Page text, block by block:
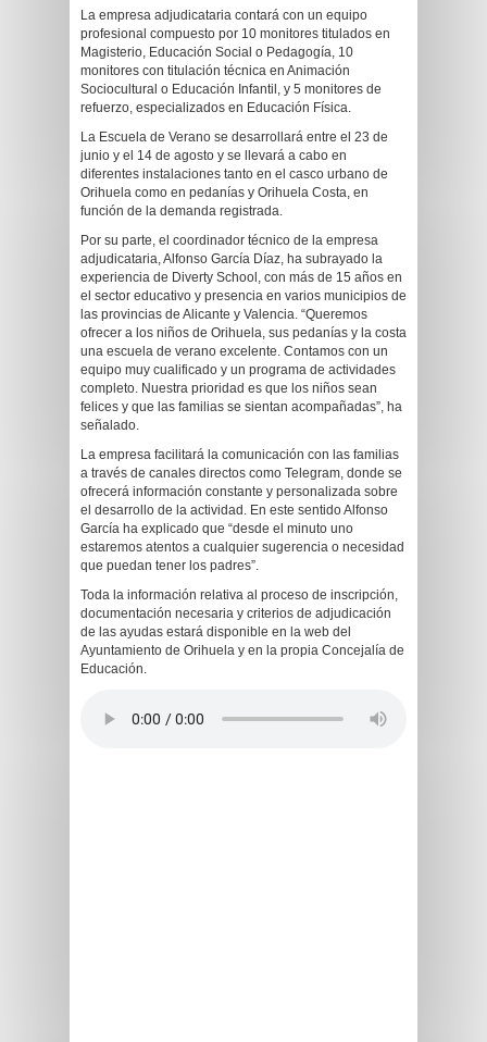
La empresa adjudicataria contará con un equipo
profesional compuesto por 10 monitores titulados en
Magisterio, Educación Social o Pedagogía, 10
monitores con titulación técnica en Animación
Sociocultural o Educación Infantil, y 5 monitores de
refuerzo, especializados en Educación Física.
La Escuela de Verano se desarrollará entre el 23 de
junio y el 14 de agosto y se llevará a cabo en
diferentes instalaciones tanto en el casco urbano de
Orihuela como en pedanías y Orihuela Costa, en
función de la demanda registrada.
Por su parte, el coordinador técnico de la empresa
adjudicataria, Alfonso García Díaz, ha subrayado la
experiencia de Diverty School, con más de 15 años en
el sector educativo y presencia en varios municipios de
las provincias de Alicante y Valencia. “Queremos
ofrecer a los niños de Orihuela, sus pedanías y la costa
una escuela de verano excelente. Contamos con un
equipo muy cualificado y un programa de actividades
completo. Nuestra prioridad es que los niños sean
felices y que las familias se sientan acompañadas”, ha
señalado.
La empresa facilitará la comunicación con las familias
a través de canales directos como Telegram, donde se
ofrecerá información constante y personalizada sobre
el desarrollo de la actividad. En este sentido Alfonso
García ha explicado que “desde el minuto uno
estaremos atentos a cualquier sugerencia o necesidad
que puedan tener los padres”.
Toda la información relativa al proceso de inscripción,
documentación necesaria y criterios de adjudicación
de las ayudas estará disponible en la web del
Ayuntamiento de Orihuela y en la propia Concejalía de
Educación.